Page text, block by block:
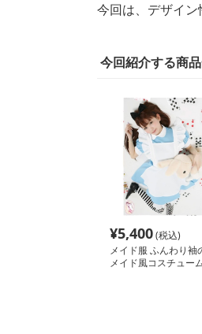
今回は、デザイン
今回紹介する商
¥5,400(税込)
メイド服 ふんわり袖
メイド風コスチュー